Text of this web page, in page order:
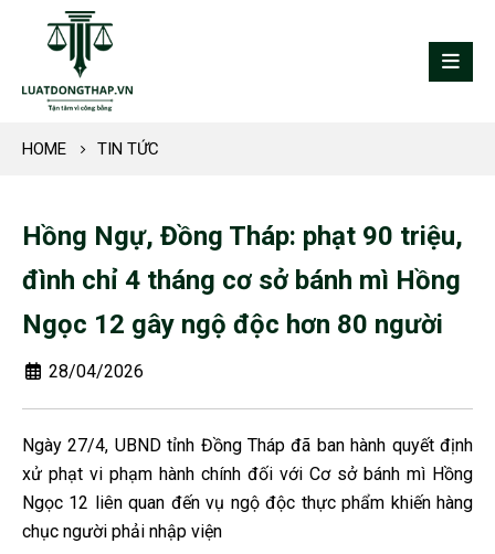
HOME TIN TỨC
Hồng Ngự, Đồng Tháp: phạt 90 triệu,
đình chỉ 4 tháng cơ sở bánh mì Hồng
Ngọc 12 gây ngộ độc hơn 80 người
28/04/2026
Ngày 27/4, UBND tỉnh Đồng Tháp đã ban hành quyết định
xử phạt vi phạm hành chính đối với Cơ sở bánh mì Hồng
Ngọc 12 liên quan đến vụ ngộ độc thực phẩm khiến hàng
chục người phải nhập viện